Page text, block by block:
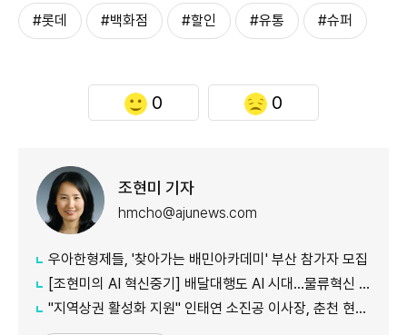
#롯데 #백화점 #할인 #유통 #슈퍼
0 0
조현미 기자
hmcho@ajunews.com
우아한형제들, '찾아가는 배민아카데미' 부산 참가자 모집
[조현미의 AI 혁신중기] 배달대행도 AI 시대…물류혁신 선도하는 부릉
"지역상권 활성화 지원" 인태연 소진공 이사장, 춘천 현장방문